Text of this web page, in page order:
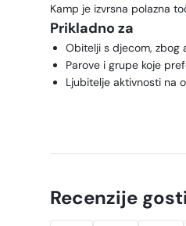
Kamp je izvrsna polazna
Prikladno za
Obitelji s djecom, zbog
Parove i grupe koje
Ljubitelje aktivnosti na
Recenzije